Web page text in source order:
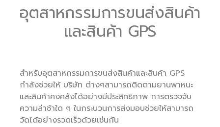
อุตสาหกรรมการขนส่งสินค้า
และสินค้า GPS
สำหรับอุตสาหกรรมการขนส่งสินค้าและสินค้า GPS
กำลังช่วยให้ บริษัท ต่างๆสามารถติดตามยานพาหนะ
และสินค้าคงคลังได้อย่างมีประสิทธิภาพ การตรวจจับ
ความล่าช้าใด ๆ ในกระบวนการส่งมอบช่วยให้สามารถ
วัดได้อย่างรวดเร็วด้วยเช่นกัน